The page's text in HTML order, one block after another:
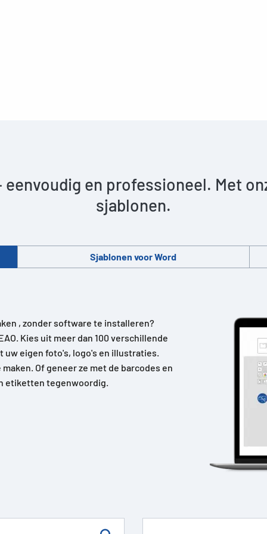
eenvoudig en professioneel. Met
sjablonen.
Sjablonen voor Word
, zonder software te installeren?
Kies uit meer dan 100 verschillende
uw eigen foto's, logo's en illustraties.
Of geneer ze met de barcodes en
etiketten tegenwoordig.